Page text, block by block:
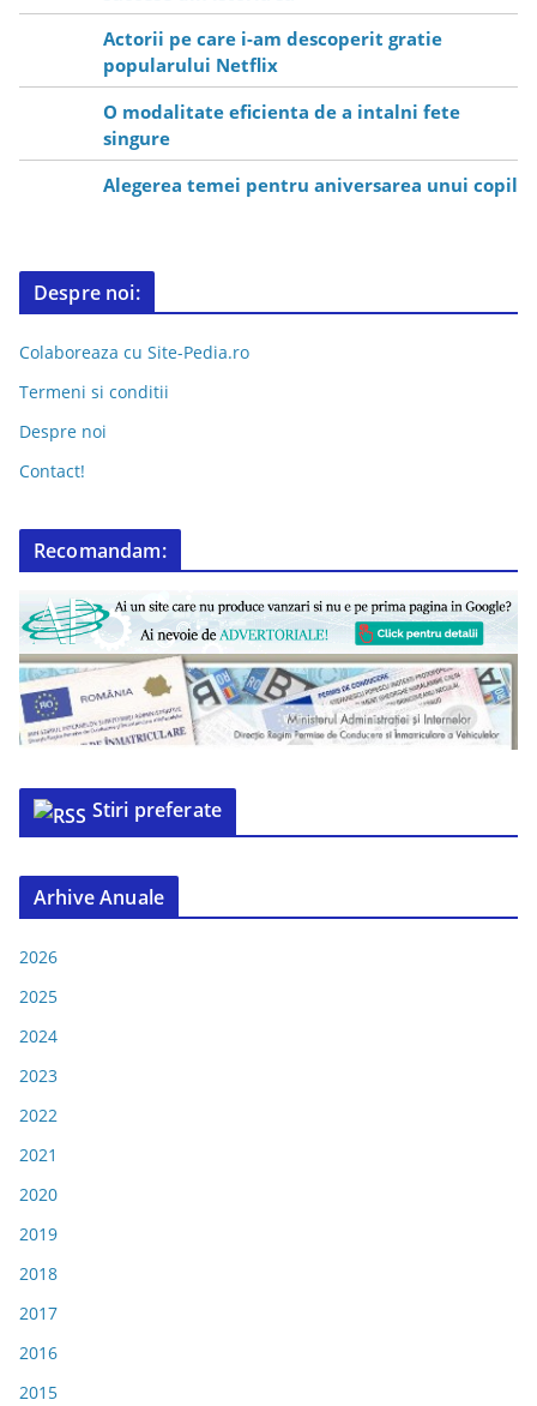
Actorii pe care i-am descoperit gratie
popularului Netflix
O modalitate eficienta de a intalni fete
singure
Alegerea temei pentru aniversarea unui copil
Despre noi:
Colaboreaza cu Site-Pedia.ro
Termeni si conditii
Despre noi
Contact!
Recomandam:
Stiri preferate
Arhive Anuale
2026
2025
2024
2023
2022
2021
2020
2019
2018
2017
2016
2015